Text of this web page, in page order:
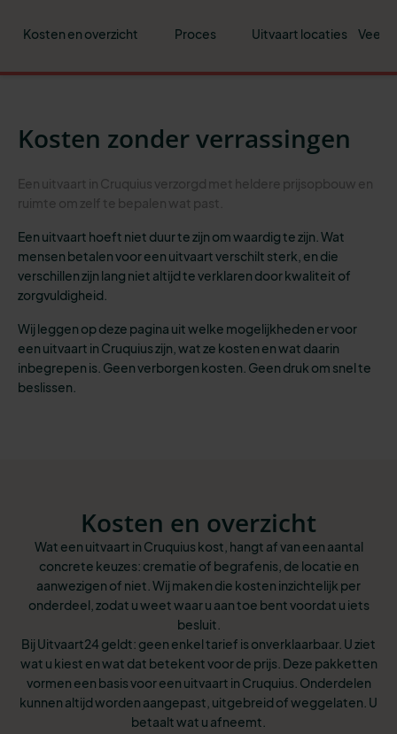
Kosten en overzicht Proces Uitvaart locaties
Kosten zonder verrassingen
Een uitvaart in Cruquius verzorgd met heldere prijsopbouw en
ruimte om zelf te bepalen wat past.
Een uitvaart hoeft niet duur te zijn om waardig te zijn. Wat
mensen betalen voor een uitvaart verschilt sterk, en die
verschillen zijn lang niet altijd te verklaren door kwaliteit of
zorgvuldigheid.
Wij leggen op deze pagina uit welke mogelijkheden er voor
een uitvaart in Cruquius zijn, wat ze kosten en wat daarin
inbegrepen is. Geen verborgen kosten. Geen druk om snel te
beslissen.
Kosten en overzicht
Wat een uitvaart in Cruquius kost, hangt af van een aantal
concrete keuzes: crematie of begrafenis, de locatie en
aanwezigen of niet. Wij maken die kosten inzichtelijk per
onderdeel, zodat u weet waar u aan toe bent voordat u iets
besluit.
Bij Uitvaart24 geldt: geen enkel tarief is onverklaarbaar. U ziet
wat u kiest en wat dat betekent voor de prijs. Deze pakketten
vormen een basis voor een uitvaart in Cruquius. Onderdelen
kunnen altijd worden aangepast, uitgebreid of weggelaten. U
betaalt wat u afneemt.